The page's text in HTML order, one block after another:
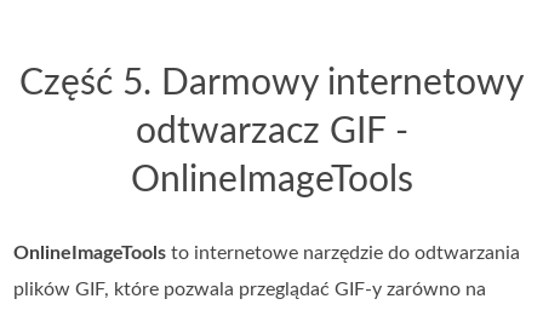
Część 5. Darmowy internetowy
odtwarzacz GIF -
OnlineImageTools
OnlineImageTools to internetowe narzędzie do odtwarzania
plików GIF, które pozwala przeglądać GIF-y zarówno na